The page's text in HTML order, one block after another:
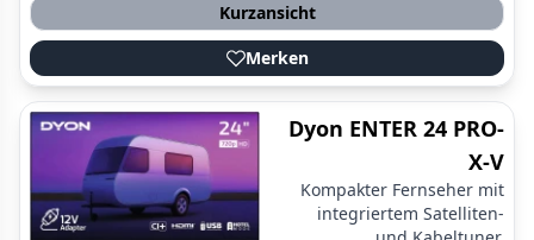
Kurzansicht
Merken
Dyon ENTER 24 PRO-
X-V
Kompakter Fernseher mit
integriertem Satelliten-